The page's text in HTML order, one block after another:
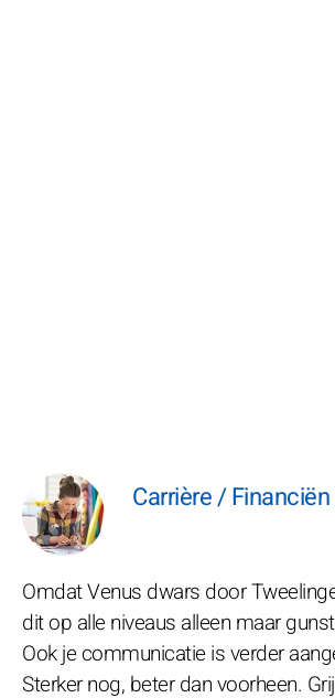
Carrière / Financiën
Omdat Venus dwars door
dit op alle niveaus alleen maar
Ook je communicatie is verder
Sterker nog, beter dan voorheen.